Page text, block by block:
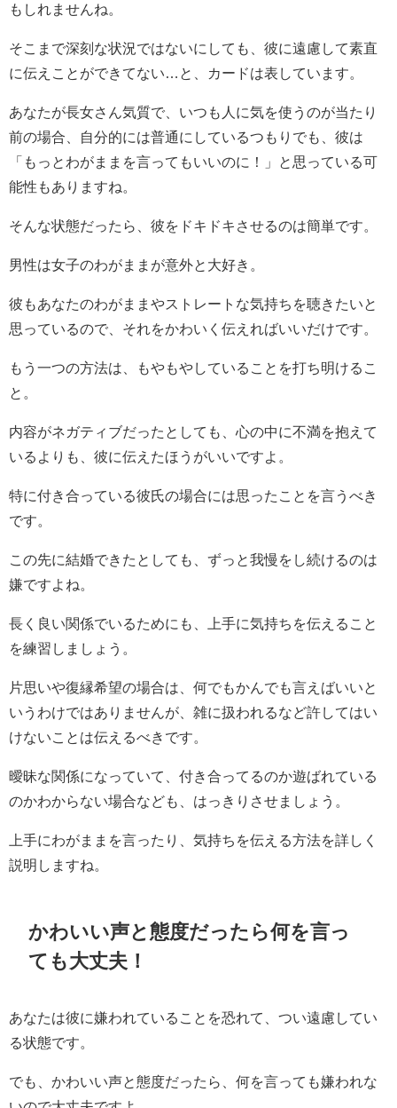
もしれませんね。
そこまで深刻な状況ではないにしても、彼に遠慮して素直
に伝えことができてない…と、カードは表しています。
あなたが長女さん気質で、いつも人に気を使うのが当たり
前の場合、自分的には普通にしているつもりでも、彼は
「もっとわがままを言ってもいいのに！」と思っている可
能性もありますね。
そんな状態だったら、彼をドキドキさせるのは簡単です。
男性は女子のわがままが意外と大好き。
彼もあなたのわがままやストレートな気持ちを聴きたいと
思っているので、それをかわいく伝えればいいだけです。
もう一つの方法は、もやもやしていることを打ち明けるこ
と。
内容がネガティブだったとしても、心の中に不満を抱えて
いるよりも、彼に伝えたほうがいいですよ。
特に付き合っている彼氏の場合には思ったことを言うべき
です。
この先に結婚できたとしても、ずっと我慢をし続けるのは
嫌ですよね。
長く良い関係でいるためにも、上手に気持ちを伝えること
を練習しましょう。
片思いや復縁希望の場合は、何でもかんでも言えばいいと
いうわけではありませんが、雑に扱われるなど許してはい
けないことは伝えるべきです。
曖昧な関係になっていて、付き合ってるのか遊ばれている
のかわからない場合なども、はっきりさせましょう。
上手にわがままを言ったり、気持ちを伝える方法を詳しく
説明しますね。
かわいい声と態度だったら何を言っ
ても大丈夫！
あなたは彼に嫌われていることを恐れて、つい遠慮してい
る状態です。
でも、かわいい声と態度だったら、何を言っても嫌われな